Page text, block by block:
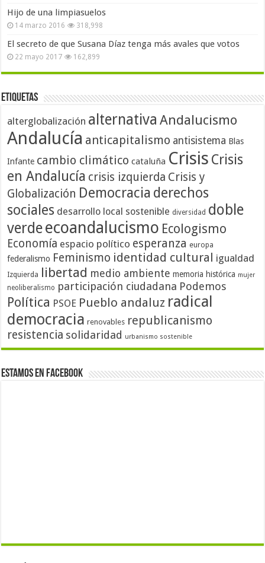
Hijo de una limpiasuelos
14 marzo 2016 318,998
El secreto de que Susana Díaz tenga más avales que votos
22 mayo 2017 162,899
Etiquetas
alterglobalización alternativa Andalucismo
Andalucía anticapitalismo antisistema Blas
Infante cambio climático cataluña Crisis Crisis
en Andalucía crisis izquierda Crisis y
Globalización Democracia derechos
sociales desarrollo local sostenible diversidad doble
verdeecoandalucismo Ecologismo
Economía espacio político esperanza europa
federalismo Feminismo identidad cultural igualdad
Izquierda libertad medio ambiente memoria histórica mujer
neoliberalismo participación ciudadana Podemos
Política PSOE Pueblo andaluz radical
democracia renovables republicanismo
resistencia solidaridad urbanismo sostenible
Estamos en Facebook